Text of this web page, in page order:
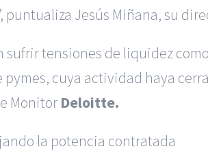
Jesús Miñana, su
tensiones de liquidez
cuya actividad haya
Monitor Deloitte.
la potencia contratada